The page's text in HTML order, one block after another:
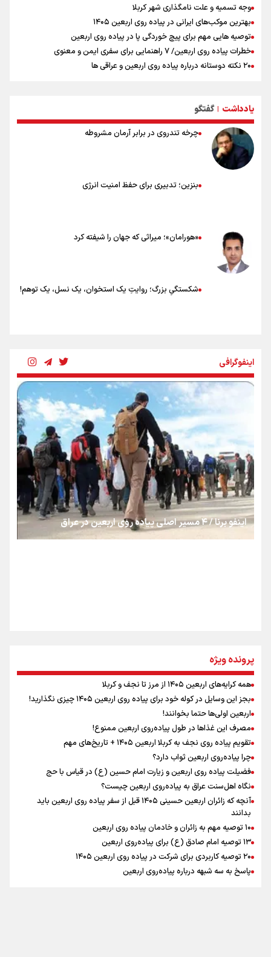
وجه تسمیه و علت نامگذاری شهر کربلا
بهترین موکب‌های ایرانی در پیاده روی اربعین ۱۴۰۵
توصیه هایی مهم برای پیچ خوردگی پا در پیاده روی اربعین
خطرات پیاده روی اربعین/ ۷ راهنمایی برای سفری ایمن و معنوی
۲۰ نکته دوستانه درباره پیاده روی اربعین و عراقی ها
توصیه های کاربردی برای زائران در پیاده روی اربعین
یادداشت | گفتگو
چرخه تندروی در برابر آرمان مشروطه
بنزین؛ تدبیری برای حفظ امنیت انرژی
«هورامان»؛ میراثی که جهان را شیفته کرد
شکستگیِ بزرگ؛ روایتِ یک استخوان، یک نسل، یک توهم!
روایت ایران از کنار مردم
از طلوع خیابان‌ها تا غروب اشک
جمله‌ای که بغض چهارماهه را شکست؛ «آهای مردم، آقا از
تهران رفتند»
رابطه کارگر و کارفرما در اندیشه رهبر شهید: از تضاد به
زوجیت
اقتدار علمی و استقلال ملی؛ میراث رهبر شهید که با خون
ماندگار شد
اینفوگرافی
اینفو برنا / ۴ مسیر اصلی پیاده روی اربعین در عراق
اینفو برنا / توصیه‌هایی طلایی برای پیاده روی اربعین
اینفو برنا / جدول کامل فاصله مرز شلمچه تا شهرهای زیارتی
عراق
پرونده ویژه
همه کرایه‌های اربعین ۱۴۰۵ از مرز تا نجف و کربلا
بجز این وسایل در کوله خود برای پیاده روی اربعین ۱۴۰۵ چیزی نگذارید!
اربعین اولی‌ها حتما بخوانند!
مصرف این غذاها در طول پیاده‌روی اربعین ممنوع!
تقویم پیاده روی نجف به کربلا اربعین ۱۴۰۵ + تاریخ‌های مهم
چرا پیاده‌روی اربعین ثواب دارد؟
فضیلت پیاده روی اربعین و زیارت امام حسین (ع) در قیاس با حج
نگاه اهل‌سنت عراق به پیاده‌روی اربعین چیست؟
آنچه که زائران اربعین حسینی ۱۴۰۵ قبل از سفر پیاده روی اربعین باید
بدانند
۱۰ توصیه مهم به زائران و خادمان پیاده روی اربعین
۱۳ توصیه امام صادق (ع) برای پیاده‌روی اربعین
۲۰ توصیه کاربردی برای شرکت در پیاده روی اربعین ۱۴۰۵
پاسخ به سه‌ شبهه درباره پیاده‌روی اربعین